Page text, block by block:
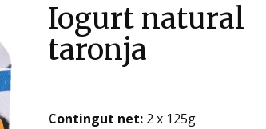
Iogurt natural
taronja
Contingut net: 2 x 125g